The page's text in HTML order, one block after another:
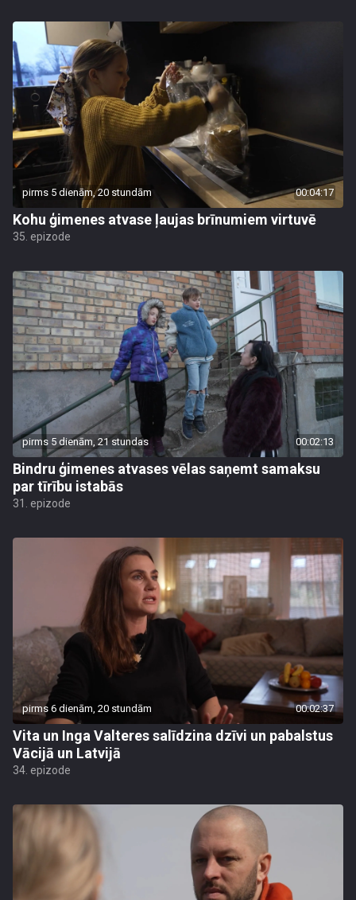
pirms 5 dienām, 20 stundām 00:04:17
Kohu ģimenes atvase ļaujas brīnumiem virtuvē
35. epizode
pirms 5 dienām, 21 stundas 00:02:13
Bindru ģimenes atvases vēlas saņemt samaksu
par tīrību istabās
31. epizode
pirms 6 dienām, 20 stundām 00:02:37
Vita un Inga Valteres salīdzina dzīvi un pabalstus
Vācijā un Latvijā
34. epizode